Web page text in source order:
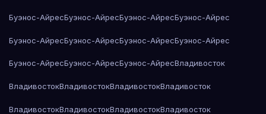
Буэнос-АйресБуэнос-АйресБуэнос-АйресБуэнос-Айрес
Буэнос-АйресБуэнос-АйресБуэнос-АйресБуэнос-Айрес
Буэнос-АйресБуэнос-АйресБуэнос-АйресВладивосток
ВладивостокВладивостокВладивостокВладивосток
ВладивостокВладивостокВладивостокВладивосток